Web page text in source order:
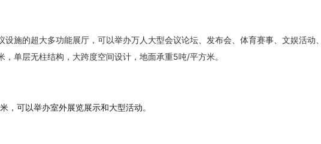
施的超大多功能展厅，可以举办万人大型会议论坛、发布会、体育赛事、文娱活动
单层无柱结构，大跨度空间设计，地面承重5吨/平方米。
，可以举办室外展览展示和大型活动。